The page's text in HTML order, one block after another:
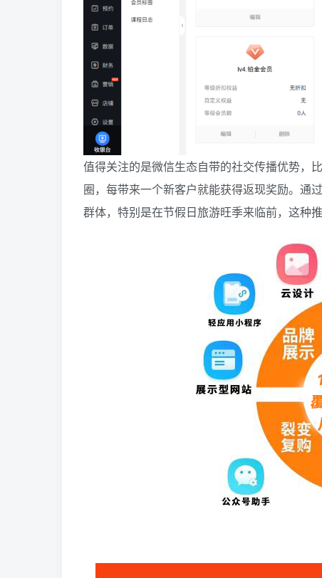
值得关注的是微信生态自带的社交传播优势，
圈，每带来一个新客户就能获得返现奖励。通
群体，特别是在节假日旅游旺季来临前，这种